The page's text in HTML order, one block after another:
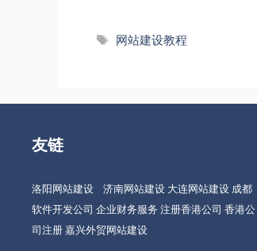
标
网站建设教程
友链
洛阳网站建设 济南网站建设 大连网站建设 成都
软件开发公司 企业财务服务 注册香港公司 香港公
司注册嘉兴外贸网站建设